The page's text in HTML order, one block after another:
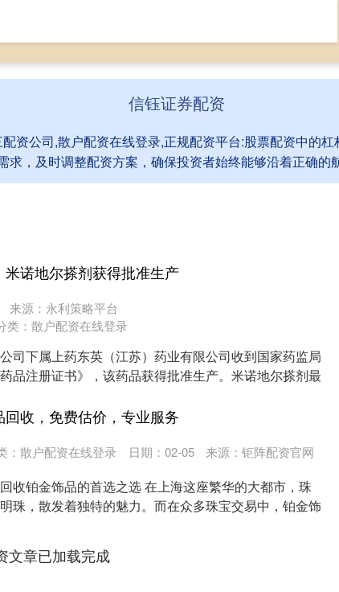
信钰证券配资
资公司,散户配资在线登录,正规配资平台:股票配资中的
，及时调整配资方案，确保投资者始终能够沿着正确的
米诺地尔搽剂获得批准生产
来源：永利策略平台
类： 散户配资在线登录
司下属上药东英（江苏）药业有限公司收到国家药监局
品注册证书》，该药品获得批准生产。米诺地尔搽剂最
收，免费估价，专业服务
日期：02-05 来源：钜阵配资官网
： 散户配资在线登录
收铂金饰品的首选之选 在上海这座繁华的大都市，珠
珠，散发着独特的魅力。而在众多珠宝交易中，铂金饰
文章已加载完成